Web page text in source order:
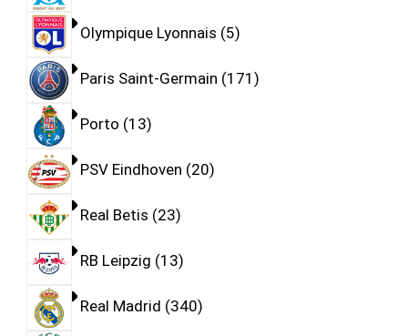
Olympique Lyonnais 5
Paris Saint-Germain 171
Porto 13
PSV Eindhoven 20
Real Betis 23
RB Leipzig 13
Real Madrid 340